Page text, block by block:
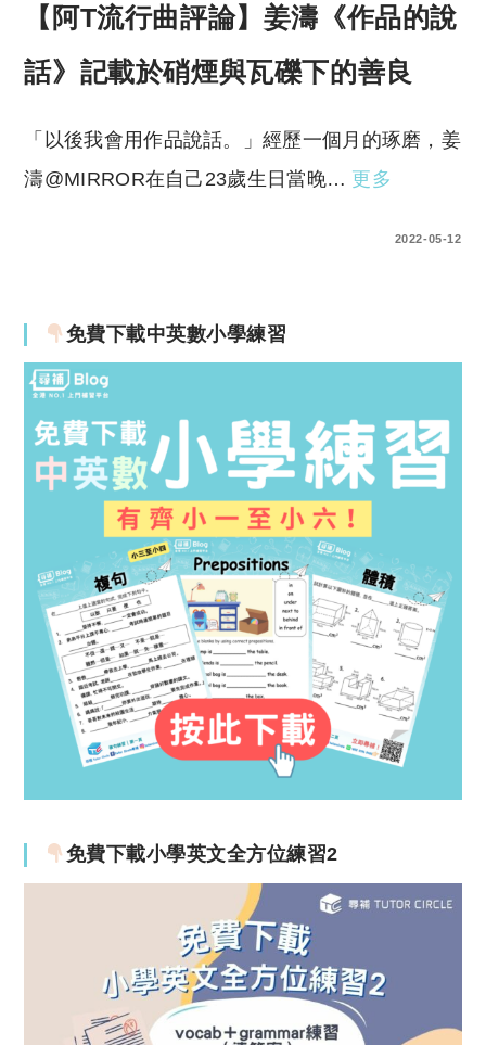
【阿T流行曲評論】姜濤《作品的說
話》記載於硝煙與瓦礫下的善良
「以後我會用作品說話。」經歷一個月的琢磨，姜
濤@MIRROR在自己23歲生日當晚… 更多
2022-05-12
免費下載中英數小學練習
免費下載小學英文全方位練習2